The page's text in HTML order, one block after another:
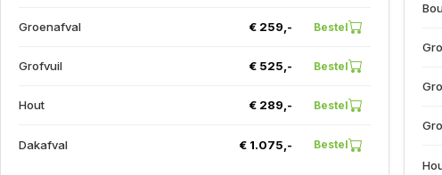
Groenafval € 259,- Bestel
Grofvuil € 525,- Bestel
Hout € 289,- Bestel
Dakafval € 1.075,- Bestel